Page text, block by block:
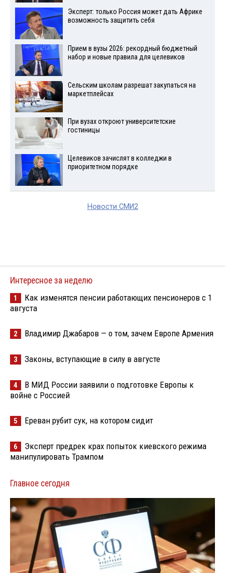
Эксперт: только Россия может дать Африке
возможность защитить себя
Прием в вузы 2026: рекордный бюджетный
набор и новые правила для целевиков
Сельским школам разрешат закупаться на
маркетплейсах
При вузах откроют университетские
гостиницы
Целевиков зачислят в колледжи в
приоритетном порядке
Новости СМИ2
Интересное за неделю
1
Как изменятся пенсии работающих пенсионеров с 1
августа
2 Владимир Джабаров — о том, зачем Европе Армения
3 Законы, вступающие в силу в августе
4
В МИД России заявили о подготовке Европы к
войне с Россией
5 Ереван рубит сук, на котором сидит
6
Эксперт предрек крах попыток киевского режима
манипулировать Трампом
Главное сегодня